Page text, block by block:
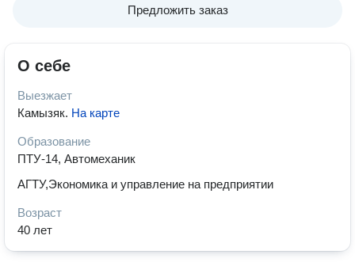
Предложить заказ
О себе
Выезжает
Камызяк. На карте
Образование
ПТУ-14, Автомеханик
АГТУ,Экономика и управление на предприятии
Возраст
40 лет